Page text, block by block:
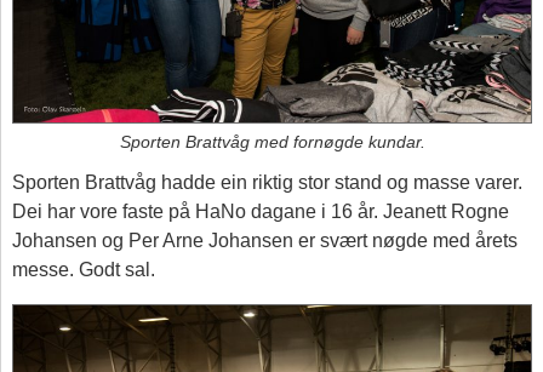
Sporten Brattvåg med fornøgde kundar.
Sporten Brattvåg hadde ein riktig stor stand og masse varer.
Dei har vore faste på HaNo dagane i 16 år. Jeanett Rogne
Johansen og Per Arne Johansen er svært nøgde med årets
messe. Godt sal.